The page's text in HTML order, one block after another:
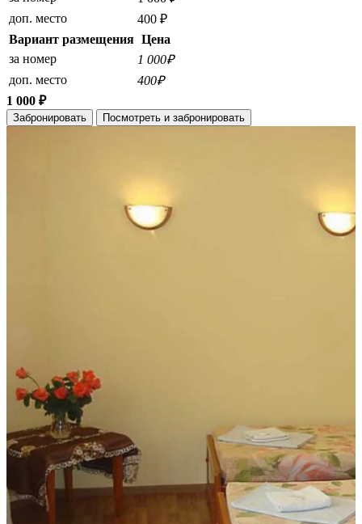
доп. место
400 ₽
Вариант размещения Цена
за номер
1 000₽
доп. место
400₽
1 000 ₽
Забронировать Посмотреть и забронировать